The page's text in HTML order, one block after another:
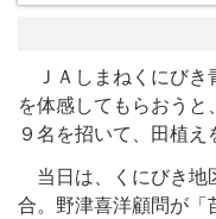
ＪＡしまねくにびき
を体感してもらおうと
９名を招いて、田植え
当日は、くにびき地
合。野津喜洋顧問が「